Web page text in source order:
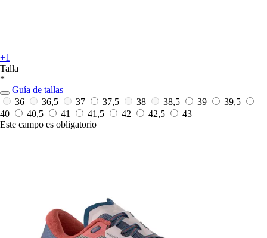
+1
Talla
*
Guía de tallas
36
36,5 37 37,5 38 38,5 39
39,5
40
40,5 41 41,5 42 42,5
43
Este campo es obligatorio